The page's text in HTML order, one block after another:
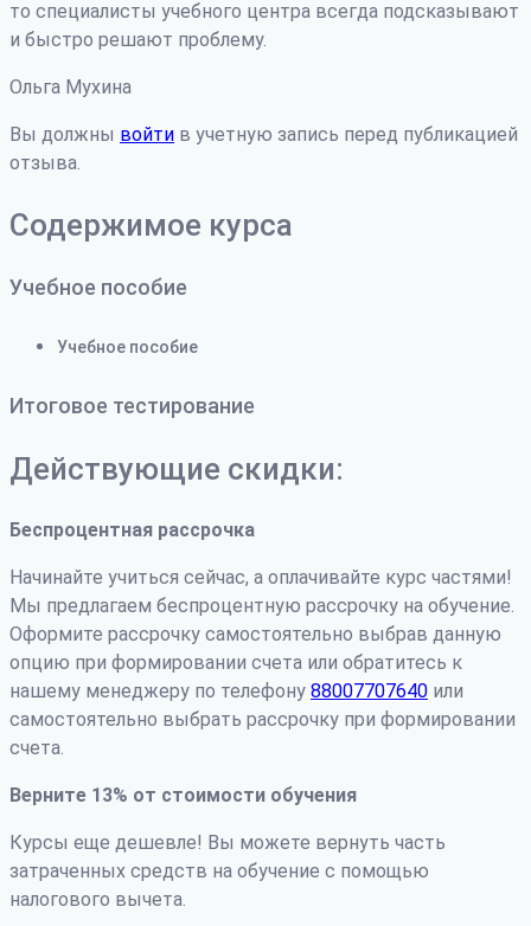
то специалисты учебного центра всегда подсказывают
и быстро решают проблему.
Ольга Мухина
Вы должны войти в учетную запись перед публикацией
отзыва.
Содержимое курса
Учебное пособие
Учебное пособие
Итоговое тестирование
Действующие скидки:
Беспроцентная рассрочка
Начинайте учиться сейчас, а оплачивайте курс частями!
Мы предлагаем беспроцентную рассрочку на обучение.
Оформите рассрочку самостоятельно выбрав данную
опцию при формировании счета или обратитесь к
нашему менеджеру по телефону 88007707640 или
самостоятельно выбрать рассрочку при формировании
счета.
Верните 13% от стоимости обучения
Курсы еще дешевле! Вы можете вернуть часть
затраченных средств на обучение с помощью
налогового вычета.